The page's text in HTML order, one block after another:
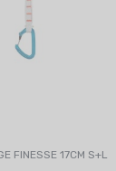
FINESSE 17CM S+L